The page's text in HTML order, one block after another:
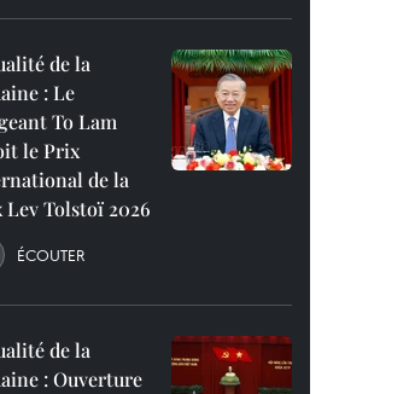
de la
: Le
To Lam
le Prix
de la
Lev Tolstoï 2026
ÉCOUTER
de la
: Ouverture